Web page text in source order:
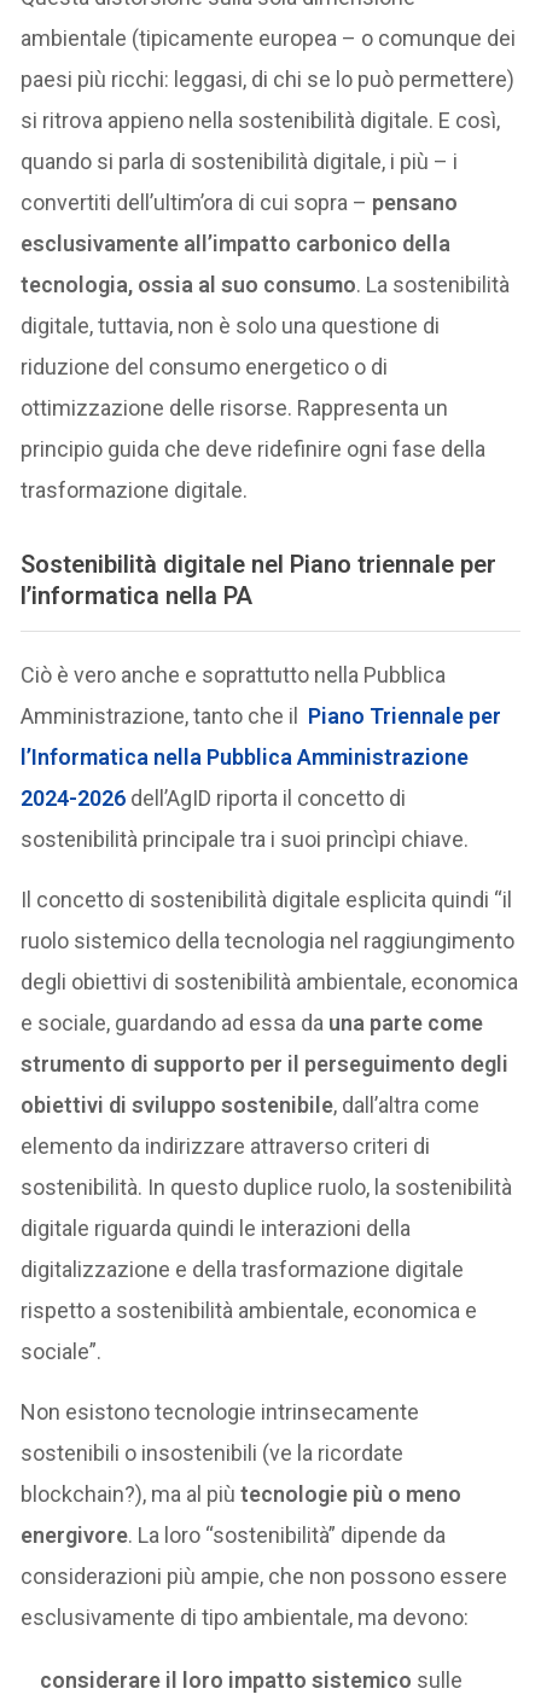
ambientale (tipicamente europea – o comunque dei
paesi più ricchi: leggasi, di chi se lo può permettere)
si ritrova appieno nella sostenibilità digitale. E così,
quando si parla di sostenibilità digitale, i più – i
convertiti dell’ultim’ora di cui sopra – pensano
esclusivamente all’impatto carbonico della
tecnologia, ossia al suo consumo. La sostenibilità
digitale, tuttavia, non è solo una questione di
riduzione del consumo energetico o di
ottimizzazione delle risorse. Rappresenta un
principio guida che deve ridefinire ogni fase della
trasformazione digitale.
Sostenibilità digitale nel Piano triennale per
l’informatica nella PA
Ciò è vero anche e soprattutto nella Pubblica
Amministrazione, tanto che il Piano Triennale per
l’Informatica nella Pubblica Amministrazione
2024-2026 dell’AgID riporta il concetto di
sostenibilità principale tra i suoi princìpi chiave.
Il concetto di sostenibilità digitale esplicita quindi “il
ruolo sistemico della tecnologia nel raggiungimento
degli obiettivi di sostenibilità ambientale, economica
e sociale, guardando ad essa da una parte come
strumento di supporto per il perseguimento degli
obiettivi di sviluppo sostenibile, dall’altra come
elemento da indirizzare attraverso criteri di
sostenibilità. In questo duplice ruolo, la sostenibilità
digitale riguarda quindi le interazioni della
digitalizzazione e della trasformazione digitale
rispetto a sostenibilità ambientale, economica e
sociale”.
Non esistono tecnologie intrinsecamente
sostenibili o insostenibili (ve la ricordate
blockchain?), ma al piùtecnologie più o meno
energivore. La loro “sostenibilità” dipende da
considerazioni più ampie, che non possono essere
esclusivamente di tipo ambientale, ma devono:
considerare il loro impatto sistemico sulle